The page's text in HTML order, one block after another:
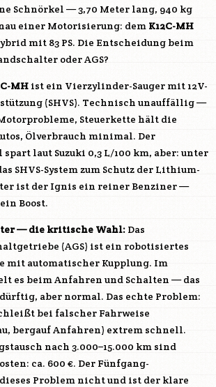
Schnörkel — 3,70 Meter lang, 940 kg
einer Motorisierung: dem K12C-MH
mit 83 PS. Die Entscheidung beim
oder AGS?
MH ist ein Vierzylinder-Sauger mit 12V-
(SHVS). Technisch unauffällig —
Steuerkette hält die
Ölverbrauch minimal. Der
laut Suzuki 0,3 L/100 km, aber: unter
SHVS-System zum Schutz der Lithium-
ist der Ignis ein reiner Benziner —
Boost.
— die kritische Wahl: Das
(AGS) ist ein robotisiertes
mit automatischer Kupplung. Im
es beim Anfahren und Schalten — das
aber normal. Das echte Problem:
bei falscher Fahrweise
bergauf Anfahren) extrem schnell.
nach 3.000–15.000 km sind
ca. 600 €. Der Fünfgang-
Problem nicht und ist der klare